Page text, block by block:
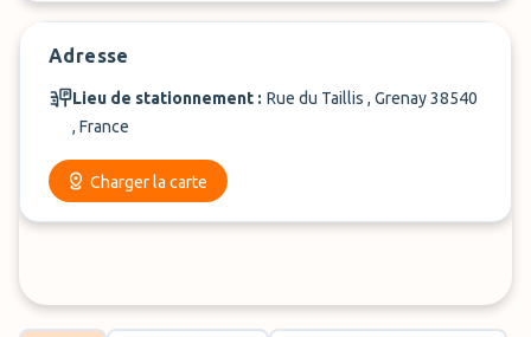
Adresse
Lieu de stationnement : Rue du Taillis , Grenay 38540
, France
Charger la carte